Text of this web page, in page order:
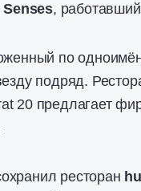
Senses,
по
подряд.
20 предлагает
ресторан